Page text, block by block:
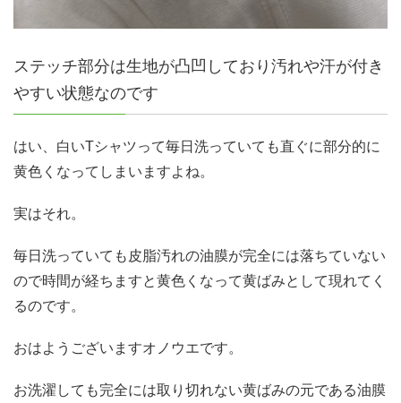
ステッチ部分は生地が凸凹しており汚れや汗が付き
やすい状態なのです
はい、白いTシャツって毎日洗っていても直ぐに部分的に
黄色くなってしまいますよね。
実はそれ。
毎日洗っていても皮脂汚れの油膜が完全には落ちていない
ので時間が経ちますと黄色くなって黄ばみとして現れてく
るのです。
おはようございますオノウエです。
お洗濯しても完全には取り切れない黄ばみの元である油膜